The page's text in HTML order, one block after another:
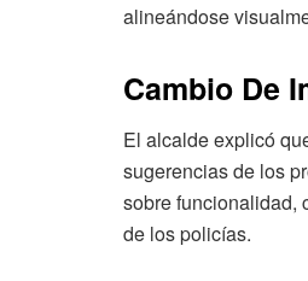
alineándose
Cambio De
El alcalde explicó
sugerencias de los
sobre funcionalidad,
de los policías.